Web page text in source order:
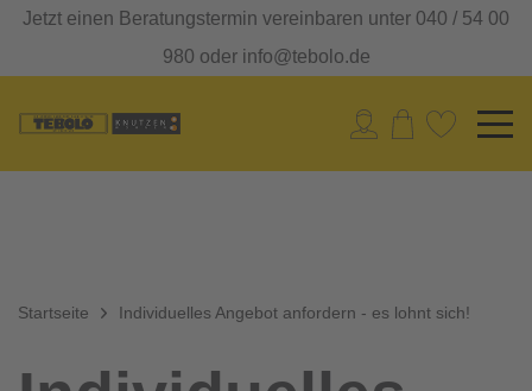
Jetzt einen Beratungstermin vereinbaren unter 040 / 54 00
980 oder info@tebolo.de
Startseite Individuelles Angebot anfordern - es lohnt sich!